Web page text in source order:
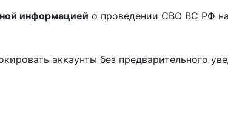
информацией о проведении СВО ВС РФ
аккаунты без предварительного